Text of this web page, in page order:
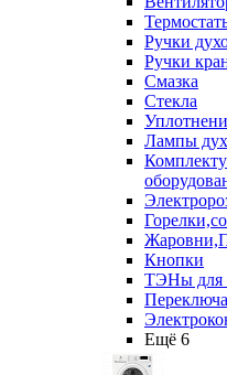
Ручки
Ручки
Смазка
Стекла
Лампы
Кнопки
ТЭНы для
Ещё 6